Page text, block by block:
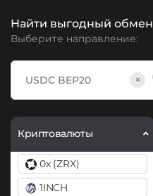
Найти выгодный обмен
Выберите направление:
×
Криптовалюты
0x (ZRX)
1INCH